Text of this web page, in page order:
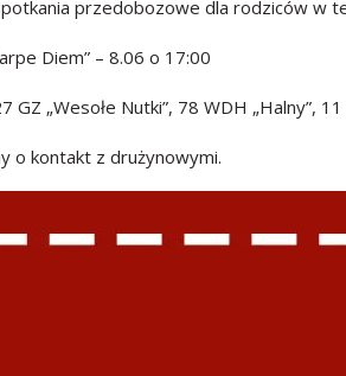
przedobozowe dla rodziców w
Diem” – 8.06 o 17:00
GZ „Wesołe Nutki”, 78 WDH „Halny”,
o kontakt z drużynowymi.